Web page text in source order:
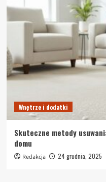
Wnętrze i dodatki
Skuteczne metody
domu
Redakcja 24 grudnia, 2025